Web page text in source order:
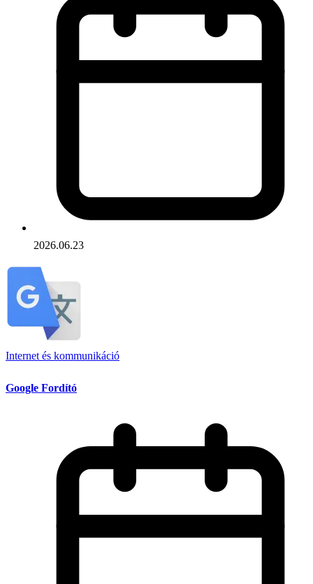
2026.06.23
Internet és kommunikáció
Google Fordító